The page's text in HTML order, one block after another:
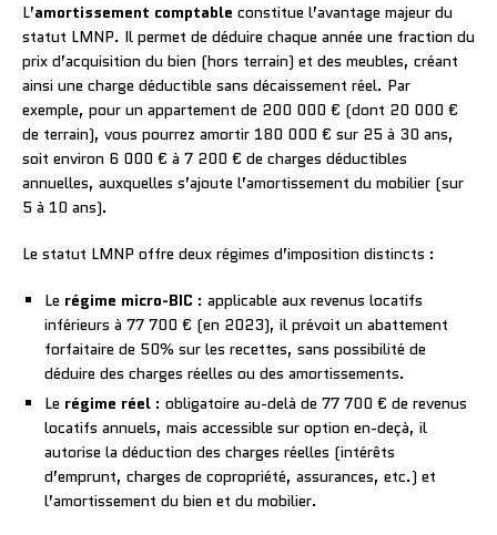
L’amortissement comptable constitue l’avantage majeur du
statut LMNP. Il permet de déduire chaque année une fraction du
prix d’acquisition du bien (hors terrain) et des meubles, créant
ainsi une charge déductible sans décaissement réel. Par
exemple, pour un appartement de 200 000 € (dont 20 000 €
de terrain), vous pourrez amortir 180 000 € sur 25 à 30 ans,
soit environ 6 000 € à 7 200 € de charges déductibles
annuelles, auxquelles s’ajoute l’amortissement du mobilier (sur
5 à 10 ans).
Le statut LMNP offre deux régimes d’imposition distincts :
Le régime micro-BIC : applicable aux revenus locatifs
inférieurs à 77 700 € (en 2023), il prévoit un abattement
forfaitaire de 50% sur les recettes, sans possibilité de
déduire des charges réelles ou des amortissements.
Le régime réel : obligatoire au-delà de 77 700 € de revenus
locatifs annuels, mais accessible sur option en-deçà, il
autorise la déduction des charges réelles (intérêts
d’emprunt, charges de copropriété, assurances, etc.) et
l’amortissement du bien et du mobilier.